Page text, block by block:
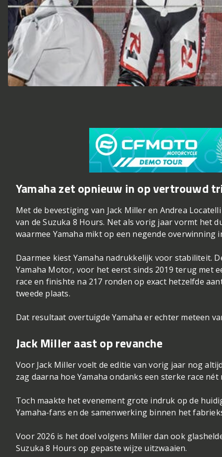
Yamaha zet opnieuw in op vertrouwd
Met de bevestiging van Jack Miller en Andrea
van de Suzuka 8 Hours. Net als vorig jaar vormt het
waarmee Yamaha mikt op een negende overwinning
Daarmee kiest Yamaha nadrukkelijk voor stabiliteit.
Yamaha Motor, voor het eerst sinds 2019 terug met
race en finishte na 217 ronden op exact hetzelfde
tweede plaats.
Dat resultaat overtuigde Yamaha er echter meteen
Jack Miller aast op revanche
Voor Jack Miller voelt de editie van vorig jaar nog
zag daarna hoe Yamaha ondanks een sterke race
Toch maakte het evenement grote indruk op de
Yamaha-fans en de samenwerking binnen het
Voor 2026 is het doel volgens Miller dan ook
Suzuka 8 Hours op gepaste wijze uitzwaaien.